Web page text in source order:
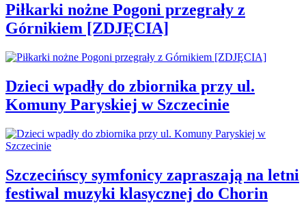
Piłkarki nożne Pogoni przegrały z
Górnikiem [ZDJĘCIA]
Dzieci wpadły do zbiornika przy ul.
Komuny Paryskiej w Szczecinie
Szczecińscy symfonicy zapraszają na letni
festiwal muzyki klasycznej do Chorin